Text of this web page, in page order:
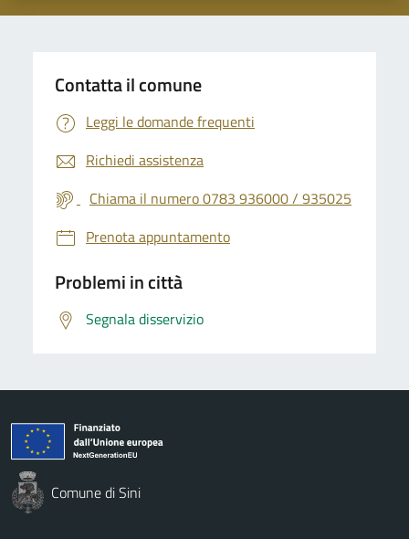
Contatta il comune
Leggi le domande frequenti
Richiedi assistenza
Chiama il numero 0783 936000 / 935025
Prenota appuntamento
Problemi in città
Segnala disservizio
Comune di Sini